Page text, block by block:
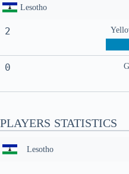
Lesotho
2
0
PLAYERS STATISTICS
Lesotho